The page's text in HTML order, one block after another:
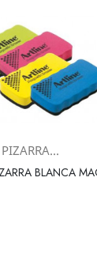
BLANCA